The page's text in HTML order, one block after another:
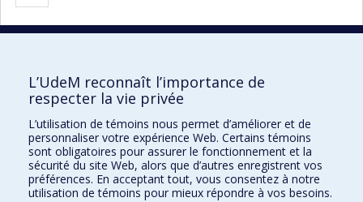
suivante
Faculté des sciences de l'éducation
Pavillon Marie-Victorin
90, avenue Vincent-d'Indy
Montréal (Québec) H2V 2S9
L’UdeM reconnaît l’importance de
respecter la vie privée
L’utilisation de témoins nous permet d’améliorer et de
personnaliser votre expérience Web. Certains témoins
sont obligatoires pour assurer le fonctionnement et la
sécurité du site Web, alors que d’autres enregistrent vos
préférences. En acceptant tout, vous consentez à notre
utilisation de témoins pour mieux répondre à vos besoins.